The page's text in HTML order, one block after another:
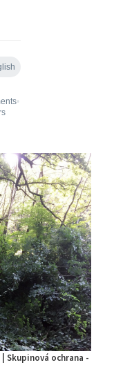
| Skupinová ochrana -